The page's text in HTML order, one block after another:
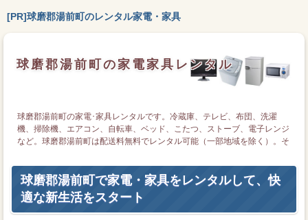
[PR]球磨郡湯前町のレンタル家電・家具
球磨郡湯前町の家電家具レンタル
球磨郡湯前町の家電･家具レンタルです。冷蔵庫、テレビ、布団、洗濯
機、掃除機、エアコン、自転車、ベッド、こたつ、ストーブ、電子レンジ
など。球磨郡湯前町は配送料無料でレンタル可能（一部地域を除く）。そ
球磨郡湯前町で家電・家具をレンタルして、快
適な新生活をスタート